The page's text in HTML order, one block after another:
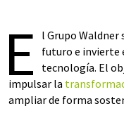
E
l Grupo
futuro e invierte
tecnología. El
impulsar la
ampliar de forma